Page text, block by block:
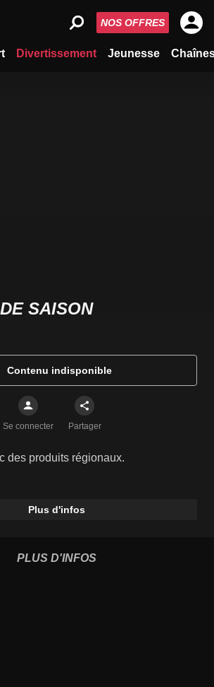
Divertissement Jeunesse
NOS OFFRES
SAISON
Contenu indisponible
Se connecter Partager
des produits régionaux.
Plus d'infos
PLUS D'INFOS